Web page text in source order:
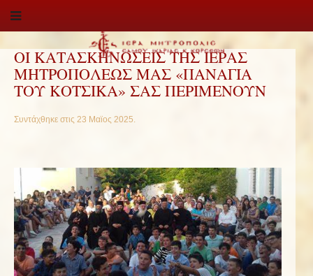
ΟΙ ΚΑΤΑΣΚΗΝΩΣΕΙΣ ΤΗΣ ΙΕΡΑΣ
ΜΗΤΡΟΠΟΛΕΩΣ ΜΑΣ «ΠΑΝΑΓΙΑ
ΤΟΥ ΚΟΤΣΙΚΑ» ΣΑΣ ΠΕΡΙΜΕΝΟΥΝ
Συντάχθηκε στις 23 Μαϊος 2025.